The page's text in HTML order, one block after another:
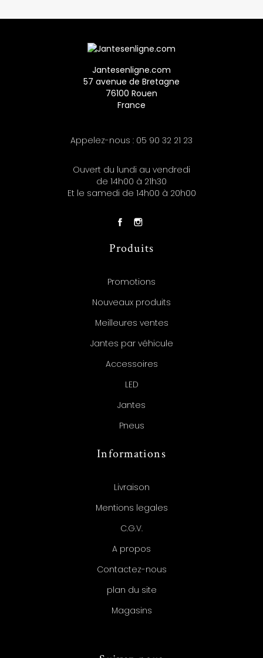
Jantesenligne.com
57 avenue de Bretagne
76100 Rouen
France
Appelez-nous : 05 90 32 21 23
Ouvert du lundi au vendredi
de 14h00 à 21h30
Et le samedi de 14h00 à 20h00
Produits
Promotions
Nouveaux produits
Meilleures ventes
Jantes par véhicule
Accessoires
LED
Jantes
Pneus
Informations
Livraison
Mentions legales
C.G.V.
A propos
Contactez-nous
plan du site
Magasins